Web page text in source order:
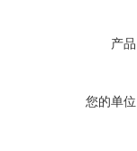
产
您的单